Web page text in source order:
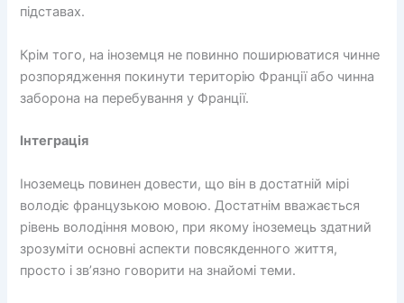
підставах.
Крім того, на іноземця не повинно поширюватися чинне
розпорядження покинути територію Франції або чинна
заборона на перебування у Франції.
Інтеграція
Іноземець повинен довести, що він в достатній мірі
володіє французькою мовою. Достатнім вважається
рівень володіння мовою, при якому іноземець здатний
зрозуміти основні аспекти повсякденного життя,
просто і зв’язно говорити на знайомі теми.